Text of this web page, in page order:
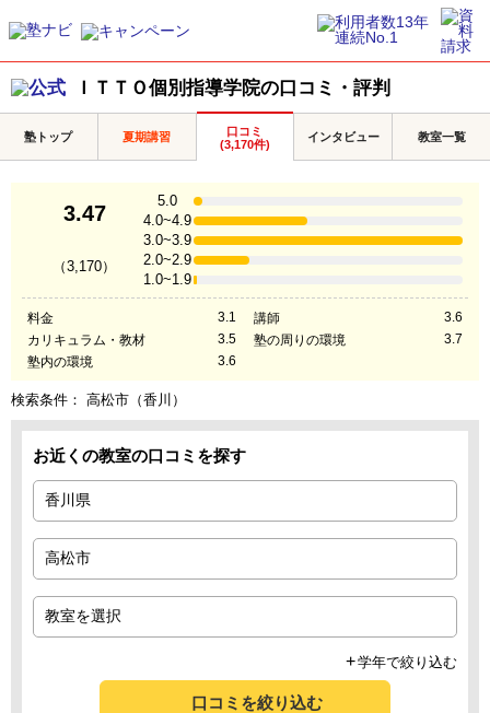
ＩＴＴＯ個別指導学院の口コミ・評判
塾トップ 夏期講習
口コミ
(3,170件)
インタビュー 教室一覧
3.47
（3,170）
5.0
4.0~4.9
3.0~3.9
2.0~2.9
1.0~1.9
料金 3.1 講師
3.6
カリキュラム・教材
3.5 塾の周りの環境
3.7
塾内の環境
3.6
検索条件： 高松市（香川）
お近くの教室の口コミを探す
学年で絞り込む
口コミを絞り込む